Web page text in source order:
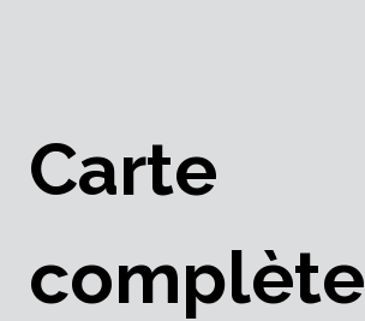
Carte
complète